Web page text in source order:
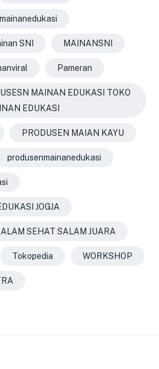
mainanedukasi
SNI MAINANSNI
Pameran
MAINAN EDUKASI TOKO
EDUKASI
PRODUSEN MAIAN KAYU
produsenmainanedukasi
JOGJA
SEHAT SALAM JUARA
Tokopedia WORKSHOP